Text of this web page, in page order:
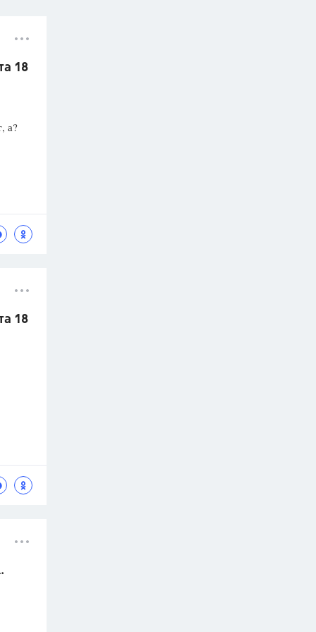
18
а?
18